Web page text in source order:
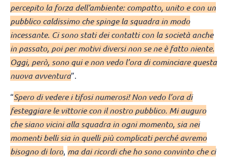
percepito la forza dell’ambiente: compatto, unito e con un
pubblico caldissimo che spinge la squadra in modo
incessante. Ci sono stati dei contatti con la società anche
in passato, poi per motivi diversi non se ne è fatto niente.
Oggi, però, sono qui e non vedo l’ora di cominciare questa
nuova avventura”.
“Spero di vedere i tifosi numerosi! Non vedo l’ora di
festeggiare le vittorie con il nostro pubblico. Mi auguro
che siano vicini alla squadra in ogni momento, sia nei
momenti belli sia in quelli più complicati perché avremo
bisogno di loro, ma dai ricordi che ho sono convinto che ci